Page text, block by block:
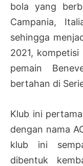
bola yang
Campania,
sehingga
2021,
pemain
bertahan di
Klub ini
dengan nama
klub ini
dibentuk